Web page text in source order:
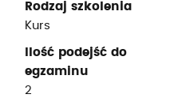
Rodzaj szkolenia
Kurs
Ilość podejść do
egzaminu
2